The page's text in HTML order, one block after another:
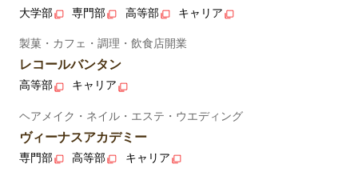
大学部 専門部 高等部 キャリア
製菓・カフェ・調理・飲食店開業
レコールバンタン
高等部 キャリア
ヘアメイク・ネイル・エステ・ウエディング
ヴィーナスアカデミー
専門部 高等部 キャリア